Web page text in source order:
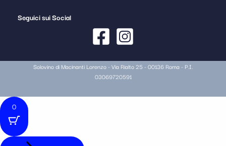
Seguici sui Social
Solovino di Macinanti Lorenzo - Via Rialto 25 - 00136 Roma - P.I.
03069720591
0